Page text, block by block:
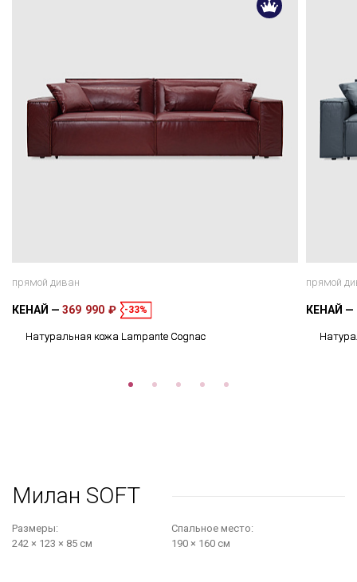
прямой диван
КЕНАЙ 369 990 ₽ -33%
Натуральная кожа Lampante Сognac
прямой
КЕНАЙ
Милан SOFT
Размеры:
242 × 123 × 85 см
Cпальное место:
190 × 160 см